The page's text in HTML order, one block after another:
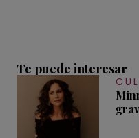
Te puede interesar